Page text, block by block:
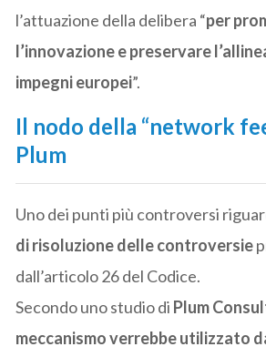
l’attuazione della delibera “per
l’innovazione e preservare
impegni europei”.
Il nodo della “network
Plum
Uno dei punti più controversi
di risoluzione delle controversie
dall’articolo 26 del Codice.
Secondo uno studio di Plum
meccanismo verrebbe utilizzato